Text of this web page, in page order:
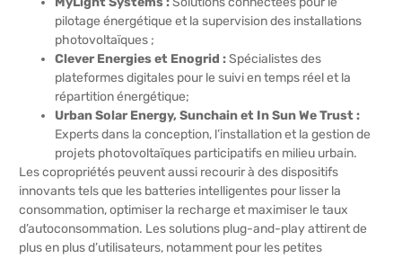
pilotage énergétique et la supervision des installations
photovoltaïques ;
Clever Energies et Enogrid :Spécialistes des
plateformes digitales pour le suivi en temps réel et la
répartition énergétique;
Urban Solar Energy, Sunchain et In Sun We Trust :
Experts dans la conception, l’installation et la gestion de
projets photovoltaïques participatifs en milieu urbain.
Les copropriétés peuvent aussi recourir à des dispositifs
innovants tels que les batteries intelligentes pour lisser la
consommation, optimiser la recharge et maximiser le taux
d’autoconsommation. Les solutions plug-and-play attirent de
plus en plus d’utilisateurs, notamment pour les petites